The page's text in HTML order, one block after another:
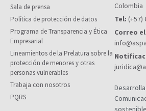
Sala de prensa
Política de protección de datos
Programa de Transparencia y Ética
Empresarial
Lineamientos de la Prelatura sobre la
protección de menores y otras
personas vulnerables
Trabaja con nosotros
PQRS
Colombia
Tel: (+57)
Correo